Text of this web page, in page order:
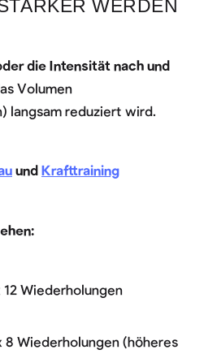
WERDEN
die Intensität nach und
Volumen
langsam reduziert wird.
und Krafttraining
Wiederholungen
8 Wiederholungen (höheres